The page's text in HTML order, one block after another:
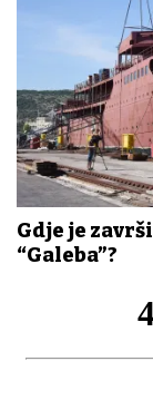
Gdje je
“Galeba”?